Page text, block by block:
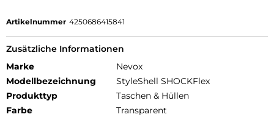
Artikelnummer 4250686415841
Zusätzliche Informationen
Marke
Nevox
Modellbezeichnung
StyleShell SHOCKFlex
Produkttyp
Taschen & Hüllen
Farbe
Transparent